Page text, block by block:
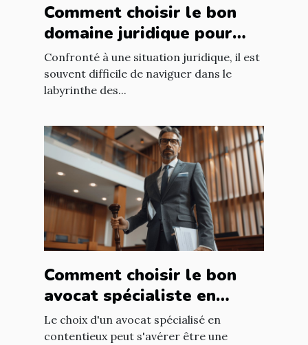
Comment choisir le bon
domaine juridique pour
votre situation légale ?
Confronté à une situation juridique, il est
souvent difficile de naviguer dans le
labyrinthe des...
Comment choisir le bon
avocat spécialiste en
contentieux ?
Le choix d'un avocat spécialisé en
contentieux peut s'avérer être une